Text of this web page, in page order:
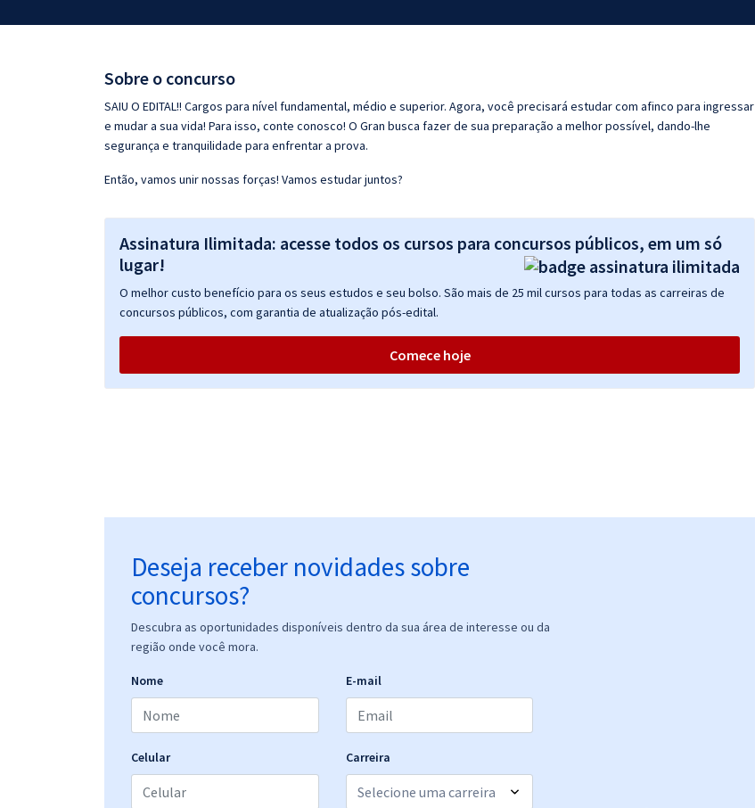
Questões grátis
Conteúdo gratuito
Sobre o concurso
SAIU O EDITAL!! Cargos para nível fundamental, médio e superior. Agora, você precisará estudar com afinco para ingressar
e mudar a sua vida! Para isso, conte conosco! O Gran busca fazer de sua preparação a melhor possível, dando-lhe
segurança e tranquilidade para enfrentar a prova.
Então, vamos unir nossas forças! Vamos estudar juntos?
Assinatura Ilimitada: acesse todos os cursos para concursos públicos, em um só
lugar!
O melhor custo benefício para os seus estudos e seu bolso. São mais de 25 mil cursos para todas as carreiras de
concursos públicos, com garantia de atualização pós-edital.
Comece hoje
Deseja receber novidades sobre
concursos?
Descubra as oportunidades disponíveis dentro da sua área de interesse ou da
região onde você mora.
Nome E-mail
Celular Carreira